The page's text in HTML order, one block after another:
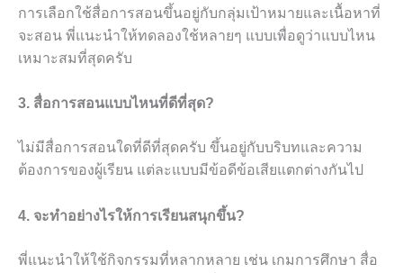
การเลือกใช้สื่อการสอนขึ้นอยู่กับกลุ่มเป้าหมายและเนื้อหาที่
จะสอน พี่แนะนำให้ทดลองใช้หลายๆ แบบเพื่อดูว่าแบบไหน
เหมาะสมที่สุดครับ
3. สื่อการสอนแบบไหนที่ดีที่สุด?
ไม่มีสื่อการสอนใดที่ดีที่สุดครับ ขึ้นอยู่กับบริบทและความ
ต้องการของผู้เรียน แต่ละแบบมีข้อดีข้อเสียแตกต่างกันไป
4. จะทำอย่างไรให้การเรียนสนุกขึ้น?
พี่แนะนำให้ใช้กิจกรรมที่หลากหลาย เช่น เกมการศึกษา สื่อ